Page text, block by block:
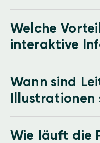
Welche
interaktive
Wann sind
Illustrationen
Wie läuft die